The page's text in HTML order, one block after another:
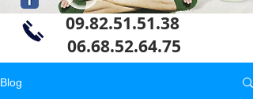
09.82.51.51.38
06.68.52.64.75
Blog